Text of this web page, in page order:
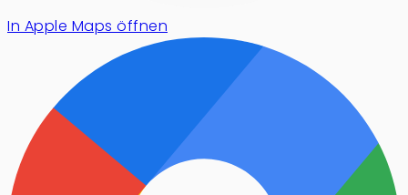
In Apple Maps öffnen